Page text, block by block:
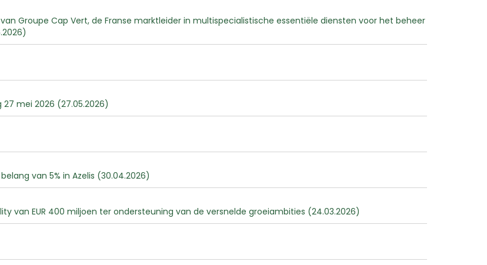
Groupe Cap Vert, de Franse marktleider in multispecialistische essentiële diensten voor het beheer
mei 2026 (27.05.2026)
van 5% in Azelis (30.04.2026)
van EUR 400 miljoen ter ondersteuning van de versnelde groeiambities (24.03.2026)